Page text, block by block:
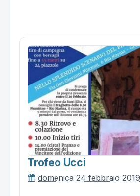
Trofeo Ucci
domenica 24 febbraio 2019